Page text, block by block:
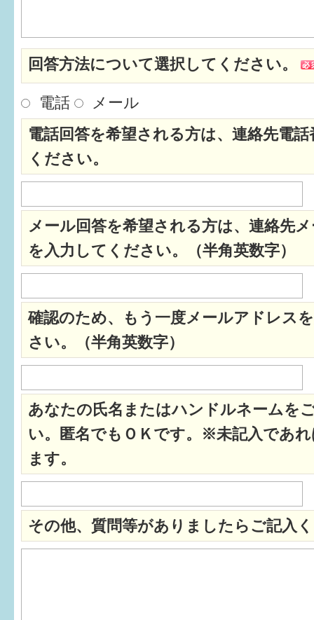
回答方法について選択してください。
電話
メール
電話回答を希望される方は、連絡先電
ください。
メール回答を希望される方は、連絡先
を入力してください。（半角英数字）
確認のため、もう一度メールアドレス
さい。（半角英数字）
あなたの氏名またはハンドルネームを
い。匿名でもＯＫです。※未記入であ
ます。
その他、質問等がありましたらご記入
子育て情報誌「ほっと」
食育
福井市図書館オススメの本
お出かけ情報
パパもママも子育て
ワンポイント英会話
ソーシャルメディア
すまいるサポート行事案内